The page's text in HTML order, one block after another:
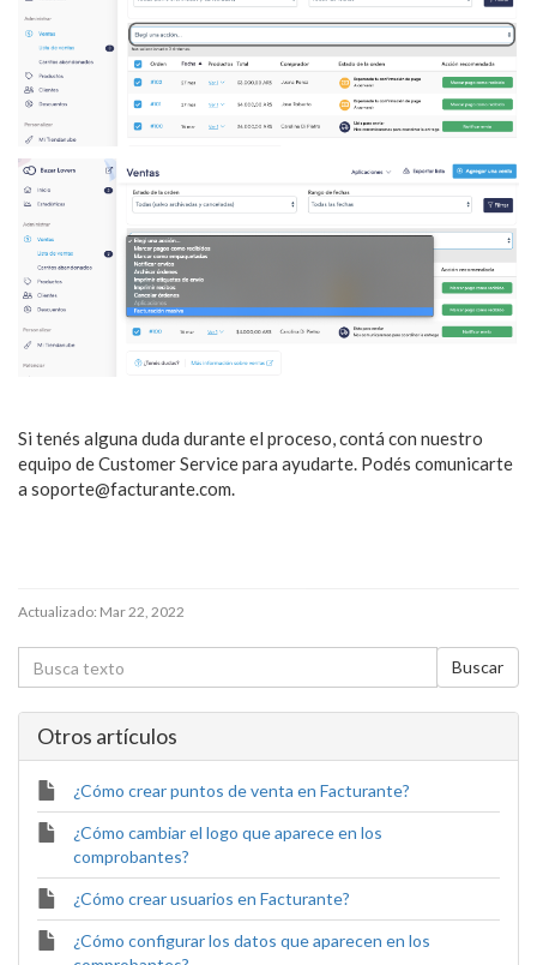
Si tenés alguna duda durante el proceso, contá con nuestro
equipo de Customer Service para ayudarte. Podés comunicarte
a soporte@facturante.com.
Actualizado: Mar 22, 2022
Otros artí­culos
¿Cómo crear puntos de venta en Facturante?
¿Cómo cambiar el logo que aparece en los
comprobantes?
¿Cómo crear usuarios en Facturante?
¿Cómo configurar los datos que aparecen en los